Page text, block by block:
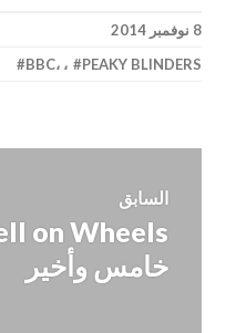
8 نوفمبر 2014
BBC، ، PEAKY BLINDERS
تصفّح
المقالات
السابق
المقالة
السابقة:
خامس وأخير